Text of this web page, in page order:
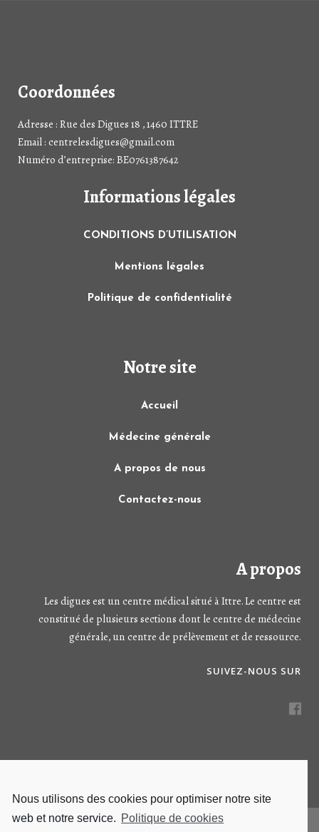
Nous utilisons des cookies pour optimiser notre site
web et notre service. Politique de cookies
Coordonnées
Adresse : Rue des Digues 18 , 1460 ITTRE
Email : centrelesdigues@gmail.com
Numéro d’entreprise: BE0761387642
Informations légales
CONDITIONS D’UTILISATION
Mentions légales
Politique de confidentialité
Notre site
Accueil
Médecine générale
A propos de nous
Contactez-nous
A propos
Les digues est un centre médical situé à Ittre. Le centre est
constitué de plusieurs sections dont le centre de médecine
générale, un centre de prélèvement et de ressource.
SUIVEZ-NOUS SUR